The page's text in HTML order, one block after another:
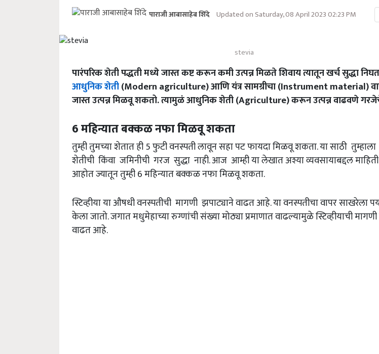
पाराजी आबासाहेब शिंदे Updated on Saturday, 08 April 2023 02:23 PM
stevia
पारंपरिक शेती पद्धती मध्ये जास्त कष्ट करून कमी उत्पन्न मिळते शिवाय त्यातून खर्च सुद्धा
आधुनिक शेती(Modern agriculture) आणि यंत्र सामग्रीचा (Instrument material)
जास्त उत्पन्न मिळवू शकतो. त्यामुळं आधुनिक शेती (Agriculture) करून उत्पन्न वाढवणे
6 महिन्यात बक्कळ नफा मिळवू शकता
तुम्ही तुमच्या शेतात ही 5 फुटी वनस्पती लावून सहा पट फायदा मिळवू शकता. या साठी
शेतीची किंवा जमिनीची गरज सुद्धा नाही. आज आम्ही या लेखात अश्या व्यवसायाबद्दल
आहोत ज्यातून तुम्ही 6 महिन्यात बक्कळ नफा मिळवू शकता.
स्टिव्हीया या औषधी वनस्पतीची मागणी झपाट्याने वाढत आहे. या वनस्पतीचा वापर साखरेला
केला जातो. जगात मधुमेहाच्या रुग्णांची संख्या मोठ्या प्रमाणात वाढल्यामुळे स्टिव्हीयाची
वाढत आहे.